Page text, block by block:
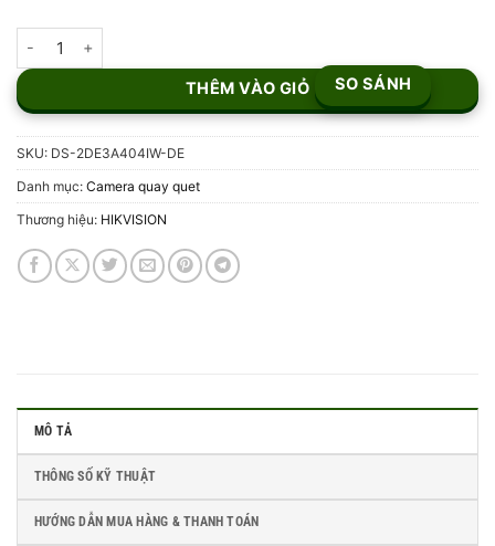
THÊM VÀO GIỎ SO SÁNH
SKU: DS-2DE3A404IW-DE
Danh mục: Camera quay quet
Thương hiệu: HIKVISION
MÔ TẢ
THÔNG SỐ KỸ THUẬT
HƯỚNG DẪN MUA HÀNG & THANH TOÁN